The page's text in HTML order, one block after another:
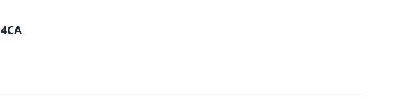
4CA